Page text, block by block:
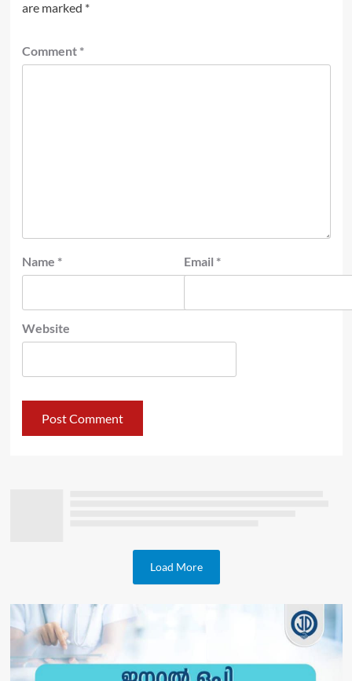
are marked *
Comment *
Name * Email *
Website
Load More